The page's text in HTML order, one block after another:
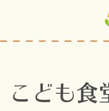
こども食